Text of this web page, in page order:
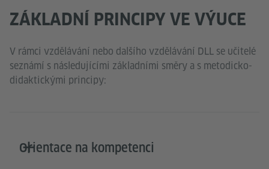
ZÁKLADNÍ PRINCIPY VE VÝUCE
V rámci vzdělávání nebo dalšího vzdělávání DLL se učitelé
seznámí s následujícími základními směry a s metodicko-
didaktickými principy:
Orientace na kompetenci